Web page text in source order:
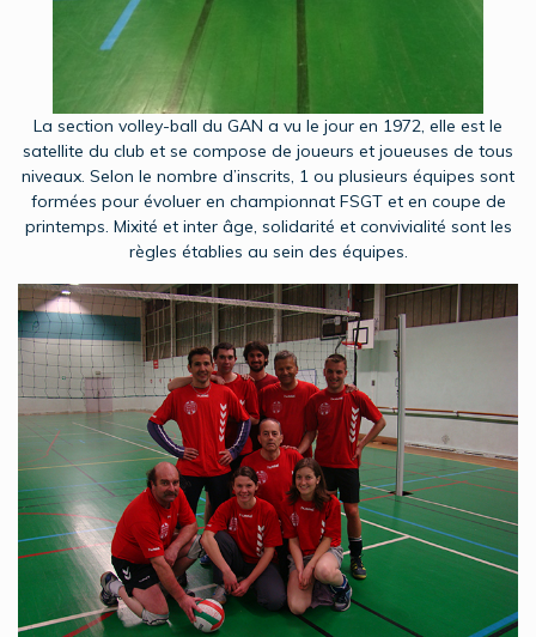
La section volley-ball du GAN a vu le jour en 1972, elle est le
satellite du club et se compose de joueurs et joueuses de tous
niveaux. Selon le nombre d’inscrits, 1 ou plusieurs équipes sont
formées pour évoluer en championnat FSGT et en coupe de
printemps. Mixité et inter âge, solidarité et convivialité sont les
règles établies au sein des équipes.